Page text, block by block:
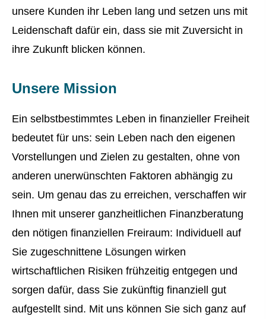
unsere Kunden ihr Leben lang und setzen uns mit
Leidenschaft dafür ein, dass sie mit Zuversicht in
ihre Zukunft blicken können.
Unsere Mission
Ein selbstbestimmtes Leben in finanzieller Freiheit
bedeutet für uns: sein Leben nach den eigenen
Vorstellungen und Zielen zu gestalten, ohne von
anderen unerwünschten Faktoren abhängig zu
sein. Um genau das zu erreichen, verschaffen wir
Ihnen mit unserer ganzheitlichen Finanzberatung
den nötigen finanziellen Freiraum: Individuell auf
Sie zugeschnittene Lösungen wirken
wirtschaftlichen Risiken frühzeitig entgegen und
sorgen dafür, dass Sie zukünftig finanziell gut
aufgestellt sind. Mit uns können Sie sich ganz auf